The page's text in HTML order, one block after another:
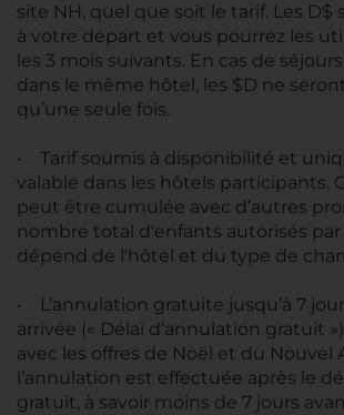
site NH, quel que soit le tarif. Les D$
à votre départ et vous pourrez les
les 3 mois suivants. En cas de
dans le même hôtel, les $D ne
qu’une seule fois.
• Tarif soumis à disponibilité et
valable dans les hôtels participants.
peut être cumulée avec d’autres
nombre total d'enfants autorisés
dépend de l'hôtel et du type de
• L’annulation gratuite jusqu’à 7
arrivée (« Délai d’annulation gratuit
avec les offres de Noël et du Nouvel
l’annulation est effectuée après le
gratuit, à savoir moins de 7 jours